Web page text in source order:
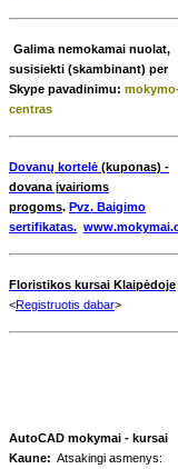
Galima nemokamai nuolat,
susisiekti (skambinant) per
Skype pavadinimu:
centras
Dovanų kortelė (kuponas) -
dovana įvairioms
progoms. Pvz. Baigimo
sertifikatas.
Floristikos kursai Klaipėdoje
<Registruotis dabar>
AutoCAD mokymai - kursai
Kaune: Atsakingi asmenys: